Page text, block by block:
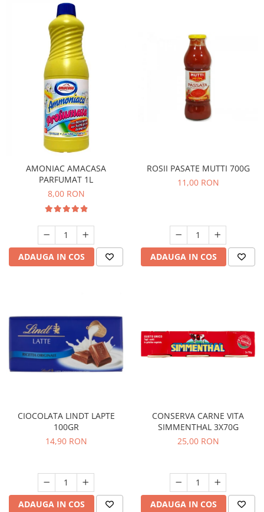
AMONIAC AMACASA
PARFUMAT 1L
8,00 RON
ADAUGA IN COS
ROSII PASATE MUTTI 700G
11,00 RON
ADAUGA IN COS
CIOCOLATA LINDT LAPTE
100GR
14,90 RON
ADAUGA IN COS
CONSERVA CARNE VITA
SIMMENTHAL 3X70G
25,00 RON
ADAUGA IN COS